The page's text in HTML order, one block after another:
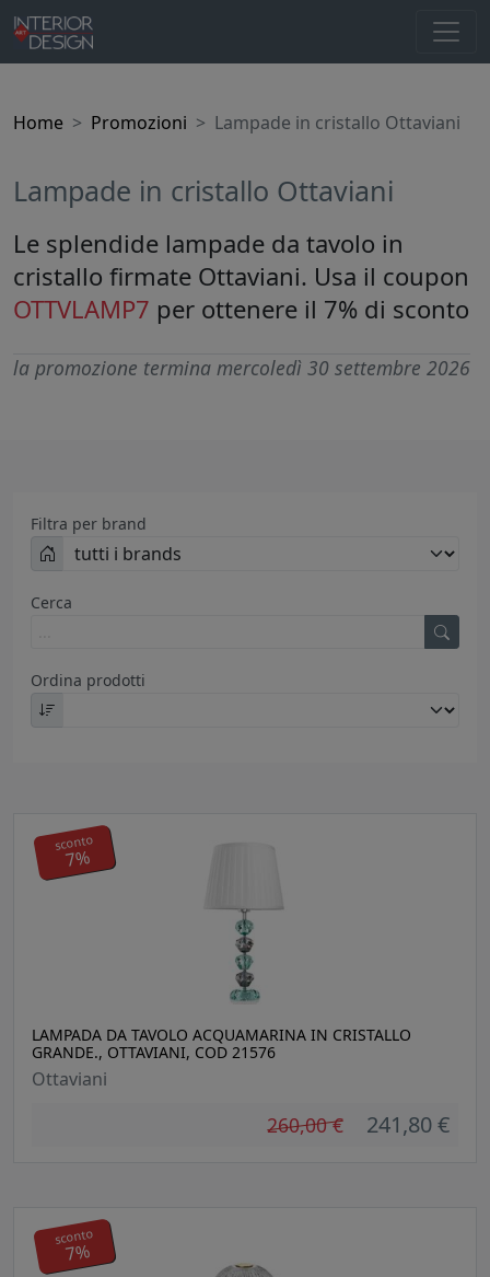
Home Promozioni Lampade in cristallo Ottaviani
Lampade in cristallo Ottaviani
Le splendide lampade da tavolo in
cristallo firmate Ottaviani. Usa il coupon
OTTVLAMP7 per ottenere il 7% di sconto
la promozione termina mercoledì 30 settembre 2026
Filtra per brand
Cerca
Ordina prodotti
LAMPADA DA TAVOLO ACQUAMARINA IN CRISTALLO
GRANDE., OTTAVIANI, COD 21576
Ottaviani
260,00 € 241,80 €
sconto
7%
sconto
7%